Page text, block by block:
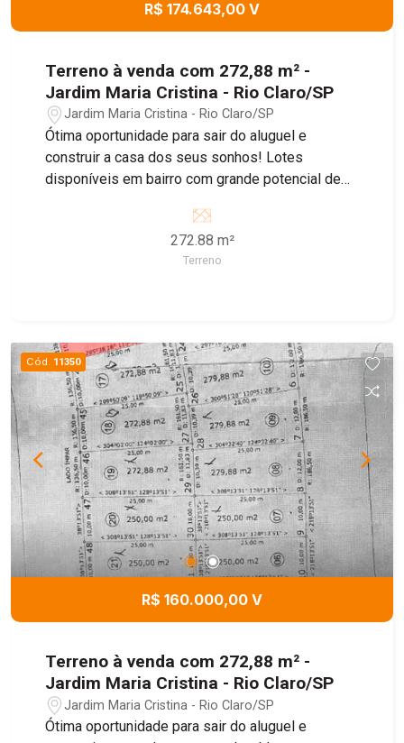
R$ 174.643,00 V
Terreno à venda com 272,88 m² -
Jardim Maria Cristina - Rio Claro/SP
Jardim Maria Cristina - Rio Claro/SP
Ótima oportunidade para sair do aluguel e
construir a casa dos seus sonhos! Lotes
disponíveis em bairro com grande potencial de
272.88 m²
Terreno
Cód. 11350
R$ 160.000,00 V
Terreno à venda com 272,88 m² -
Jardim Maria Cristina - Rio Claro/SP
Jardim Maria Cristina - Rio Claro/SP
Ótima oportunidade para sair do aluguel e